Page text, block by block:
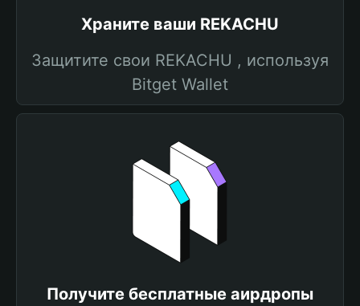
Храните ваши REKACHU
Защитите свои REKACHU , используя
Bitget Wallet
Получите бесплатные аирдропы